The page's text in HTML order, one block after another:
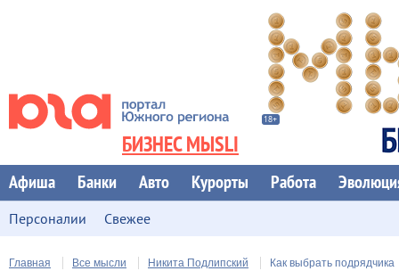
БИЗНЕС МЫSLI
Афиша Банки Авто Курорты Работа
Персоналии Свежее
Главная Все мысли Никита Подлипский Как выбрать подрядчика